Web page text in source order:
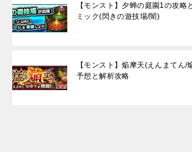
【モンスト】夕蝉の庭園1の攻略
ミック(閃きの遊技場/闇)
【モンスト】焔摩天(えんまてん/
予想と解析攻略